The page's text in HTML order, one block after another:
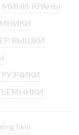
МИНИ-КРАНЫ
ВЫШКИ
Skin